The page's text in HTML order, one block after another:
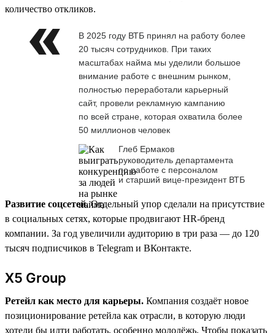
количество откликов.
В 2025 году ВТБ принял на работу более
20 тысяч сотрудников. При таких
масштабах найма мы уделили большое
внимание работе с внешним рынком,
полностью переработали карьерный
сайт, провели рекламную кампанию
по всей стране, которая охватила более
50 миллионов человек
Глеб Ермаков
руководитель департамента
по работе с персоналом
и старший вице-президент ВТБ
Развитие соцсетей.Отдельный упор сделали на присутствие
в социальных сетях, которые продвигают HR-бренд
компании. За год увеличили аудиторию в три раза — до 120
тысяч подписчиков в Telegram и ВКонтакте.
X5 Group
Ретейл как место для карьеры. Компания создаёт новое
позиционирование ретейла как отрасли, в которую люди
хотели бы идти работать, особенно молодёжь. Чтобы показать